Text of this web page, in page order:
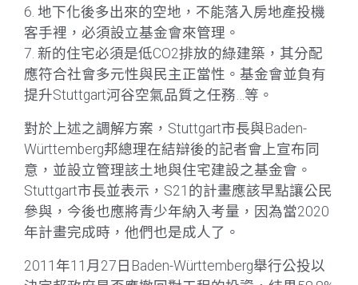
6. 地下化後多出來的空地，不能落入房地產投機
客手裡，必須設立基金會來管理。
7. 新的住宅必須是低CO2排放的綠建築，其分配
應符合社會多元性與民主正當性。基金會並負有
提升Stuttgart河谷空氣品質之任務…等。
對於上述之調解方案，Stuttgart市長與Baden-
Württemberg邦總理在結辯後的記者會上宣布同
意，並設立管理該土地與住宅建設之基金會。
Stuttgart市長並表示，S21的計畫應該早點讓公民
參與，今後也應將青少年納入考量，因為當2020
年計畫完成時，他們也是成人了。
2011年11月27日Baden-Württemberg舉行公投以